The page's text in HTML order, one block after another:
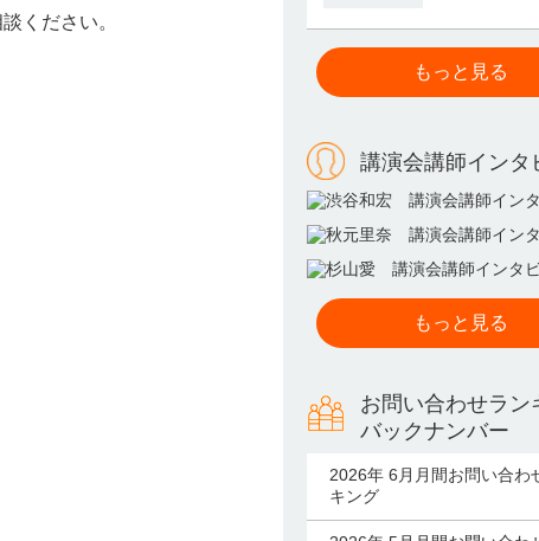
ください。
もっと見る
講演会講師インタ
もっと見る
お問い合わせラン
バックナンバー
2026年 6月月間お問い合わ
キング